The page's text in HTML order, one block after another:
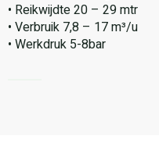
• Reikwijdte 20 – 29 mtr
• Verbruik 7,8 – 17 m³/u
• Werkdruk 5-8bar